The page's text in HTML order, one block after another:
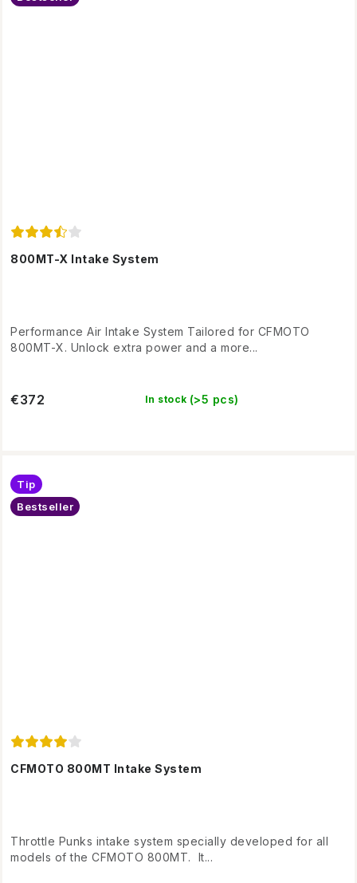
800MT-X Intake System
In stock (>5 pcs)
€372
Performance Air Intake System Tailored for CFMOTO
800MT-X. Unlock extra power and a more...
CFMOTO 800MT Intake System
Tip
Bestseller
Throttle Punks intake system specially developed for all
models of the CFMOTO 800MT. It...